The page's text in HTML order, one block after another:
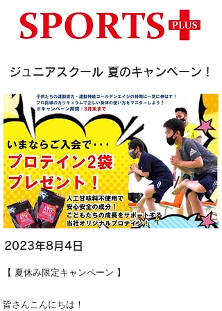
ジュニアスクール 夏のキャンペーン！
2023年8月4日
【 夏休み限定キャンペーン 】
皆さんこんにちは！